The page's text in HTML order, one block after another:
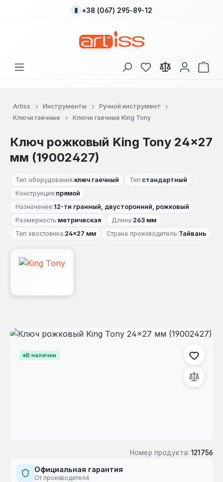
Перейти к основному содержанию
+38 (067) 295-89-12
У вас есть товары
В
Artiss Инструменты
Ручной инструмент
Ключи гаечные
Ключи гаечные King Tony
Ключ рожковый King Tony 24×27
мм (19002427)
Тип оборудования:ключ гаечный Тип:стандартный
Конструкция:прямой
Назначение:12-ти гранный, двусторонний, рожковый
Размерность:метрическая Длина:263 мм
Тип хвостовика:24×27 мм Страна производитель:Тайвань
В наличии
Пропустить галерею изображений
Номер продукта: 121756
Официальная гарантия
От производителя